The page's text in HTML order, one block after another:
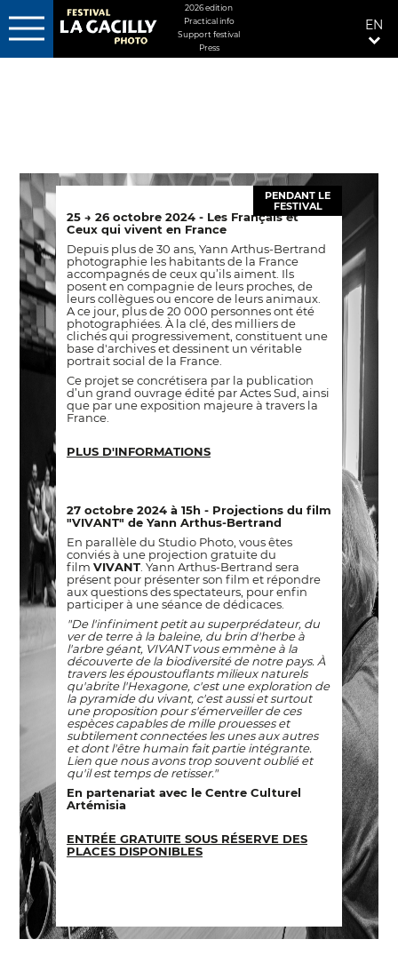
Skip
MENU
FIXÉ
DROITE
2026 edition
Practical info
Support festival
Press
EN
PENDANT LE
FESTIVAL
25 → 26 octobre 2024 - Les Français et
Ceux qui vivent en France
Depuis plus de 30 ans, Yann Arthus-Bertrand
photographie les habitants de la France
accompagnés de ceux qu’ils aiment. Ils
posent en compagnie de leurs proches, de
leurs collègues ou encore de leurs animaux.
A ce jour, plus de 20 000 personnes ont été
photographiées. À la clé, des milliers de
clichés qui progressivement, constituent une
base d'archives et dessinent un véritable
portrait social de la France.
Ce projet se concrétisera par la publication
d’un grand ouvrage édité par Actes Sud, ainsi
que par une exposition majeure à travers la
France.
PLUS D'INFORMATIONS
27 octobre 2024 à 15h - Projections du film
"VIVANT" de Yann Arthus-Bertrand
En parallèle du Studio Photo, vous êtes
conviés à une projection gratuite du
film VIVANT. Yann Arthus-Bertrand sera
présent pour présenter son film et répondre
aux questions des spectateurs, pour enfin
participer à une séance de dédicaces.
"De l'infiniment petit au superprédateur, du
ver de terre à la baleine, du brin d'herbe à
l'arbre géant, VIVANT vous emmène à la
découverte de la biodiversité de notre pays. À
travers les époustouflants milieux naturels
qu'abrite l'Hexagone, c'est une exploration de
la pyramide du vivant, c'est aussi et surtout
une proposition pour s'émerveiller de ces
espèces capables de mille prouesses et
subtilement connectées les unes aux autres
et dont l'être humain fait partie intégrante.
Lien que nous avons trop souvent oublié et
qu'il est temps de retisser."
En partenariat avec le Centre Culturel
Artémisia
ENTRÉE GRATUITE SOUS RÉSERVE DES
PLACES DISPONIBLES